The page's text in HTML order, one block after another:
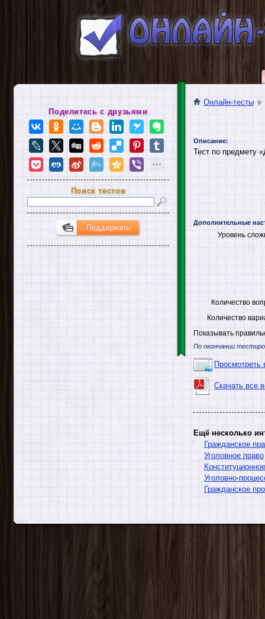
Онлайн-тесты
Описание:
Тест по предмету
Дополнительные
Уровень
Количество
Количество
Показывать
По окончании
Просмотреть
Скачать все
Ещё несколько
Гражданское
Уголовное право
Уголовно-
Гражданское
Поделитесь с друзьями
Поиск тестов